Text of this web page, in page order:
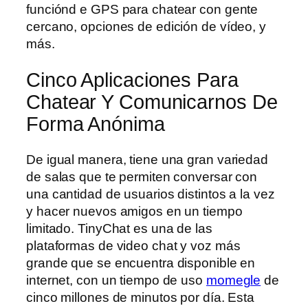
funciónd e GPS para chatear con gente
cercano, opciones de edición de vídeo, y
más.
Cinco Aplicaciones Para
Chatear Y Comunicarnos De
Forma Anónima
De igual manera, tiene una gran variedad
de salas que te permiten conversar con
una cantidad de usuarios distintos a la vez
y hacer nuevos amigos en un tiempo
limitado. TinyChat es una de las
plataformas de video chat y voz más
grande que se encuentra disponible en
internet, con un tiempo de uso momegle de
cinco millones de minutos por día. Esta